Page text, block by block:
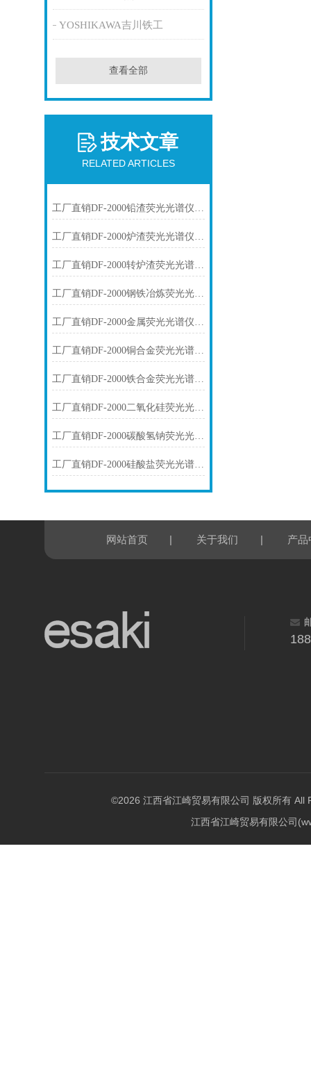
YOSHIKAWA吉川铁工
查看全部
技术文章
RELATED ARTICLES
工厂直销DF-2000铅渣荧光光谱仪技术参数
工厂直销DF-2000炉渣荧光光谱仪技术参数
工厂直销DF-2000转炉渣荧光光谱仪技术参数
工厂直销DF-2000钢铁冶炼荧光光谱仪技术参数
工厂直销DF-2000金属荧光光谱仪技术参数
工厂直销DF-2000铜合金荧光光谱仪技术参数
工厂直销DF-2000铁合金荧光光谱仪技术参数
工厂直销DF-2000二氧化硅荧光光谱仪技术参数
工厂直销DF-2000碳酸氢钠荧光光谱仪技术参数
工厂直销DF-2000硅酸盐荧光光谱仪技术参数
网站首页 | 关于我们 | 产品
©2026 江西省江崎贸易有限公司 版权所有 All
江西省江崎贸易有限公司